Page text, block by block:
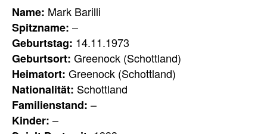
Name: Mark Barilli
Spitzname: –
Geburtstag: 14.11.1973
Geburtsort: Greenock (Schottland)
Heimatort: Greenock (Schottland)
Nationalität: Schottland
Familienstand: –
Kinder: –